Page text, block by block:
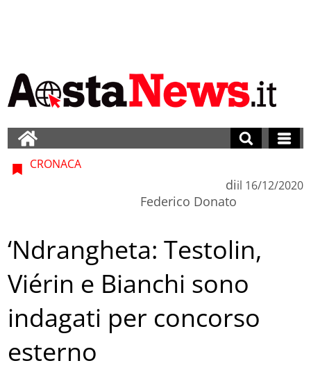
CRONACA
di
Federico Donato
il 16/12/2020
‘Ndrangheta: Testolin,
Viérin e Bianchi sono
indagati per concorso
esterno